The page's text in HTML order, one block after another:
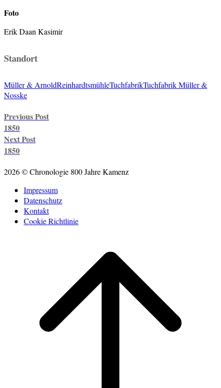
Foto
Erik Daan Kasimir
Standort
Müller & ArnoldReinhardtsmühleTuchfabrikTuchfabrik Müller &
Nosske
navigation
Previous Post
1850
Next Post
1850
2026 © Chronologie 800 Jahre Kamenz
Impressum
Datenschutz
Kontakt
Cookie Richtlinie